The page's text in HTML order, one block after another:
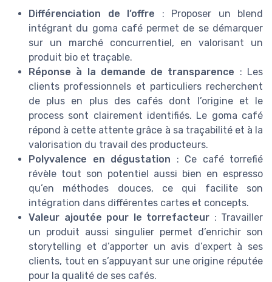
Différenciation de l’offre : Proposer un blend
intégrant du goma café permet de se démarquer
sur un marché concurrentiel, en valorisant un
produit bio et traçable.
Réponse à la demande de transparence : Les
clients professionnels et particuliers recherchent
de plus en plus des cafés dont l’origine et le
process sont clairement identifiés. Le goma café
répond à cette attente grâce à sa traçabilité et à la
valorisation du travail des producteurs.
Polyvalence en dégustation : Ce café torrefié
révèle tout son potentiel aussi bien en espresso
qu’en méthodes douces, ce qui facilite son
intégration dans différentes cartes et concepts.
Valeur ajoutée pour le torrefacteur : Travailler
un produit aussi singulier permet d’enrichir son
storytelling et d’apporter un avis d’expert à ses
clients, tout en s’appuyant sur une origine réputée
pour la qualité de ses cafés.